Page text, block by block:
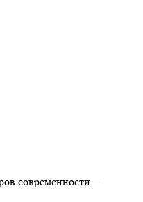
современности –